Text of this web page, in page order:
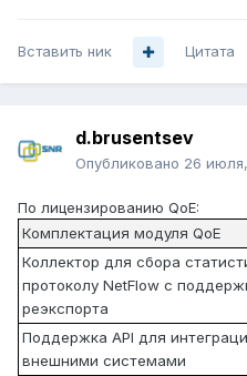
Вставить ник Цитата
d.brusentsev
Опубликовано 26
По лицензированию QoE:
Комплектация модуля QoE
Коллектор для сбора
протоколу NetFlow с
реэкспорта
Поддержка API для
внешними системами